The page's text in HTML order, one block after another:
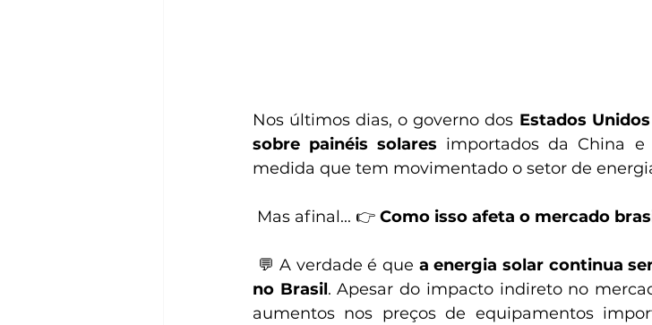
Nos últimos dias, o governo dos Estados
sobre painéis solares importados da China
medida que tem movimentado o setor de
Mas afinal... 👉 Como isso afeta o mercado
💬 A verdade é que a energia solar continua
no Brasil. Apesar do impacto indireto no
aumentos nos preços de equipamentos